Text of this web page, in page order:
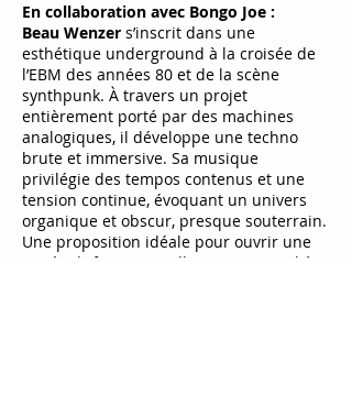
En collaboration avec Bongo Joe :
Beau Wenzer s’inscrit dans une
esthétique underground à la croisée de
l’EBM des années 80 et de la scène
synthpunk. À travers un projet
entièrement porté par des machines
analogiques, il développe une techno
brute et immersive. Sa musique
privilégie des tempos contenus et une
tension continue, évoquant un univers
organique et obscur, presque souterrain.
Une proposition idéale pour ouvrir une
soirée d'after et installer une atmosphère